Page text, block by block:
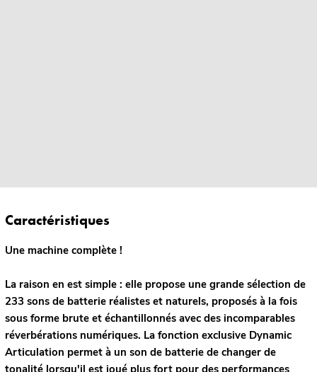
Caractéristiques
Une machine complète !
La raison en est simple : elle propose une grande sélection de
233 sons de batterie réalistes et naturels, proposés à la fois
sous forme brute et échantillonnés avec des incomparables
réverbérations numériques. La fonction exclusive Dynamic
Articulation permet à un son de batterie de changer de
tonalité lorsqu'il est joué plus fort pour des performances